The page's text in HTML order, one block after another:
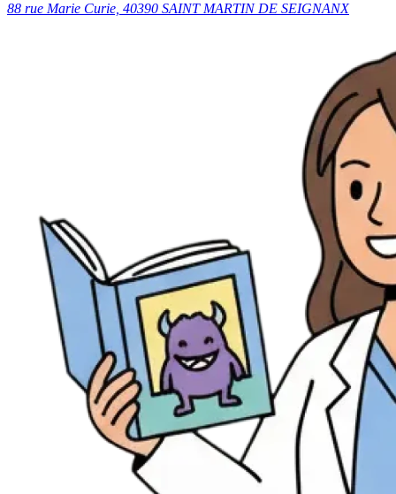
88 rue Marie Curie, 40390 SAINT MARTIN DE SEIGNANX